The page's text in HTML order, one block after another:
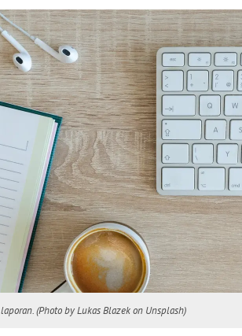
(Photo by Lukas Blazek on Unsplash)